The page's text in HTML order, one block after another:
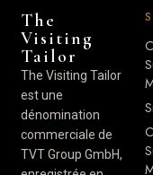
The
Visiting
Tailor
The Visiting Tailor
est une
dénomination
commerciale de
TVT Group GmbH,